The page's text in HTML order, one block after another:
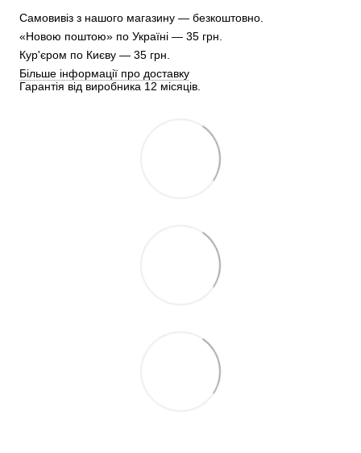
Самовивіз з нашого магазину — безкоштовно.
«Новою поштою» по Україні — 35 грн.
Кур'єром по Києву — 35 грн.
Більше інформації про доставку
Гарантія від виробника 12 місяців.